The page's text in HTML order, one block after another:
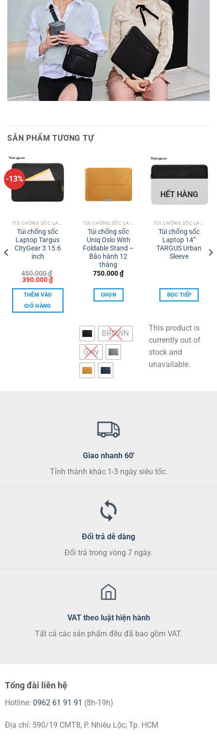
SẢN PHẨM TƯƠNG TỰ
-13%
Túi chống sốc
Laptop Targus
CityGear 3 15.6
inch
450.000₫
Giá
là:
450.000 ₫.
390.000₫Giá
hiện
tại
THÊM VÀO
GIỎ HÀNG
Túi chống sốc
Uniq Oslo With
Foldable Stand –
Bảo hành 12
tháng
750.000₫
CHỌN
phẩm
này
có
nhiều
biến
thể.
thể
được
trên
trang
BROWN
Grey
HẾT HÀNG
Túi chống sốc
Laptop 14”
TARGUS Urban
Sleeve
ĐỌC TIẾP
This product is
currently out of
stock and
unavailable.
Giao nhanh 60'
Tỉnh thành khác 1-3 ngày siêu tốc.
Đổi trả dễ dàng
Đổi trả trong vòng 7 ngày.
VAT theo luật hiện hành
Tất cả các sản phẩm đều đã bao gồm VAT.
Tổng đài liên hệ
Hotline: 0962 61 91 91 (8h-19h)
Địa chỉ: 590/19 CMT8, P. Nhiêu Lộc, Tp. HCM